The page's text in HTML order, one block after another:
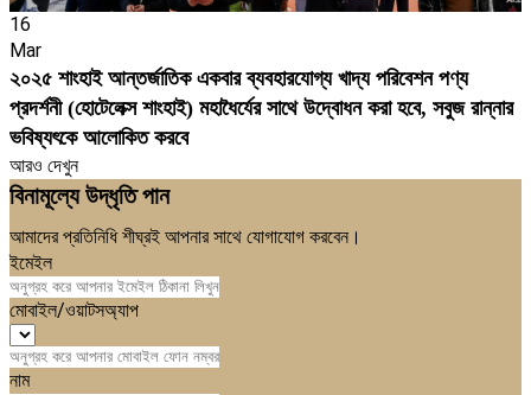
16
Mar
২০২৫ শাংহাই আন্তর্জাতিক একবার ব্যবহারযোগ্য খাদ্য পরিবেশন পণ্য
প্রদর্শনী (হোটেলেক্স শাংহাই) মহাধৈর্যের সাথে উদ্বোধন করা হবে, সবুজ রান্নার
ভবিষ্যৎকে আলোকিত করবে
আরও দেখুন
বিনামূল্যে উদ্ধৃতি পান
আমাদের প্রতিনিধি শীঘ্রই আপনার সাথে যোগাযোগ করবেন।
ইমেইল
মোবাইল/ওয়াটসঅ্যাপ
নাম